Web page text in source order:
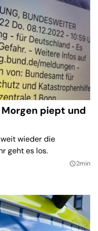
piept und
wieder die
geht es los.
query_builder2min